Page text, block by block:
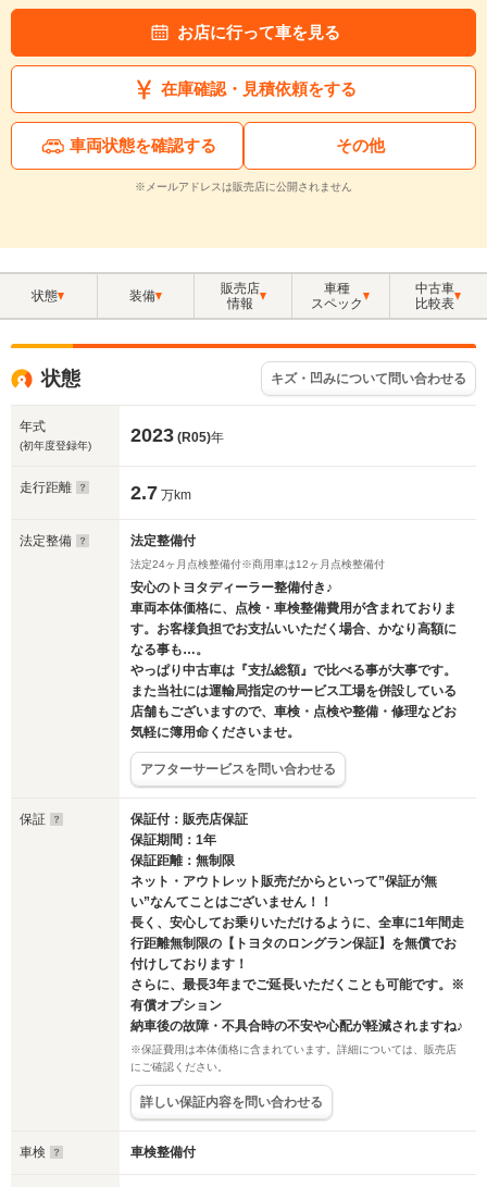
お店に行って車を見る
在庫確認・見積依頼をする
車両状態を確認する その他
※メールアドレスは販売店に公開されません
状態 装備
販売店
情報
車種
スペック
中古車
比較表
状態 キズ・凹みについて問い合わせる
年式
(初年度登録年) 2023 (R05)年
走行距離 2.7 万km
法定整備 法定整備付
法定24ヶ月点検整備付※商用車は12ヶ月点検整備付
安心のトヨタディーラー整備付き♪
車両本体価格に、点検・車検整備費用が含まれておりま
す。お客様負担でお支払いいただく場合、かなり高額に
なる事も…。
やっぱり中古車は『支払総額』で比べる事が大事です。
また当社には運輸局指定のサービス工場を併設している
店舗もございますので、車検・点検や整備・修理などお
気軽に簿用命くださいませ。
アフターサービスを問い合わせる
保証
保証付：販売店保証
保証期間：1年
保証距離：無制限
ネット・アウトレット販売だからといって”保証が無
い”なんてことはございません！！
長く、安心してお乗りいただけるように、全車に1年間走
行距離無制限の【トヨタのロングラン保証】を無償でお
付けしております！
さらに、最長3年までご延長いただくことも可能です。※
有償オプション
納車後の故障・不具合時の不安や心配が軽減されますね♪
※保証費用は本体価格に含まれています。詳細については、販売店
にご確認ください。
詳しい保証内容を問い合わせる
車検 車検整備付